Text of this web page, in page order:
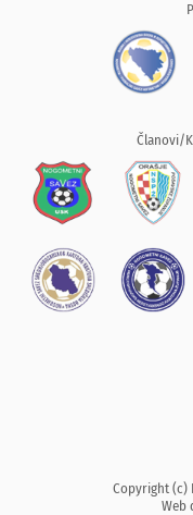
Članovi/
Copyright (c)
Web